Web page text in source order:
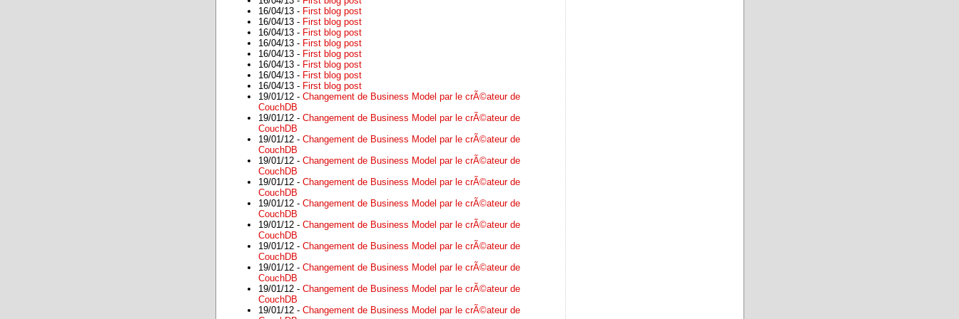
16/04/13 - First blog post
16/04/13 - First blog post
16/04/13 - First blog post
16/04/13 - First blog post
16/04/13 - First blog post
16/04/13 - First blog post
16/04/13 - First blog post
16/04/13 - First blog post
19/01/12 - Changement de Business Model par le crÃ©ateur de
CouchDB
19/01/12 - Changement de Business Model par le crÃ©ateur de
CouchDB
19/01/12 - Changement de Business Model par le crÃ©ateur de
CouchDB
19/01/12 - Changement de Business Model par le crÃ©ateur de
CouchDB
19/01/12 - Changement de Business Model par le crÃ©ateur de
CouchDB
19/01/12 - Changement de Business Model par le crÃ©ateur de
CouchDB
19/01/12 - Changement de Business Model par le crÃ©ateur de
CouchDB
19/01/12 - Changement de Business Model par le crÃ©ateur de
CouchDB
19/01/12 - Changement de Business Model par le crÃ©ateur de
CouchDB
19/01/12 - Changement de Business Model par le crÃ©ateur de
CouchDB
19/01/12 - Changement de Business Model par le crÃ©ateur de